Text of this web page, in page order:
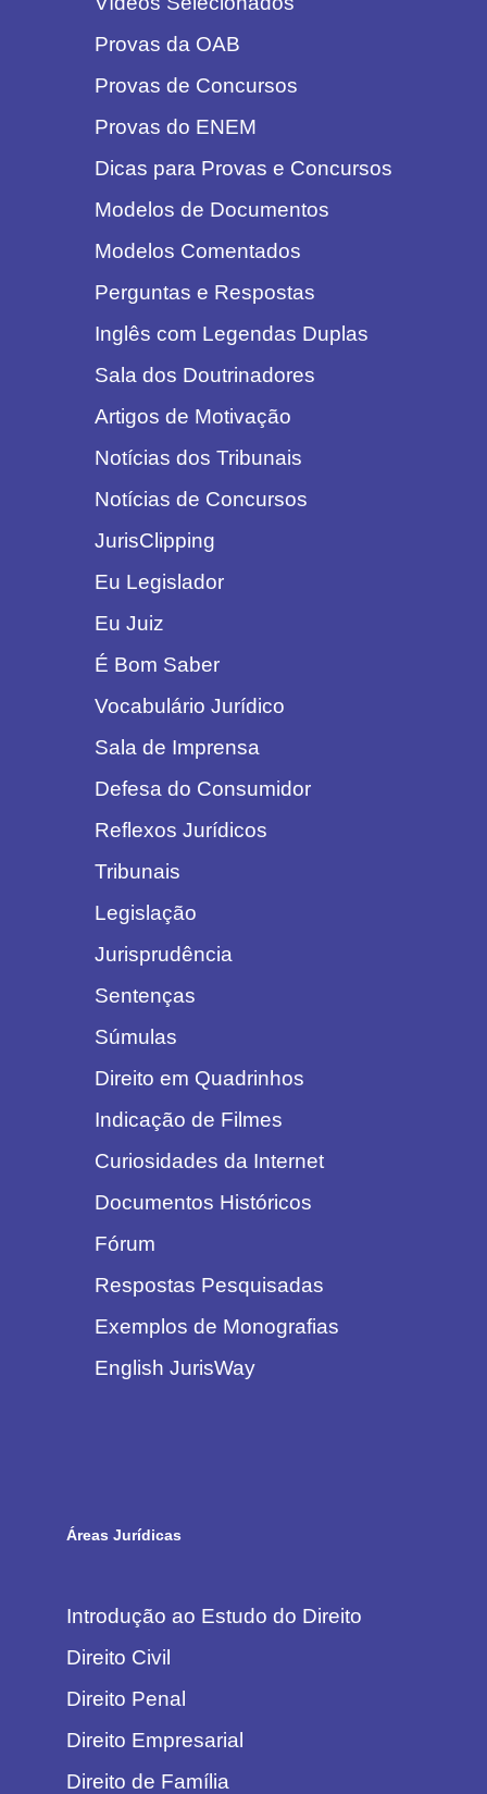
Provas da OAB
Provas de Concursos
Provas do ENEM
Dicas para Provas e Concursos
Modelos de Documentos
Modelos Comentados
Perguntas e Respostas
Inglês com Legendas Duplas
Sala dos Doutrinadores
Artigos de Motivação
Notícias dos Tribunais
Notícias de Concursos
JurisClipping
Eu Legislador
Eu Juiz
É Bom Saber
Vocabulário Jurídico
Sala de Imprensa
Defesa do Consumidor
Reflexos Jurídicos
Tribunais
Legislação
Jurisprudência
Sentenças
Súmulas
Direito em Quadrinhos
Indicação de Filmes
Curiosidades da Internet
Documentos Históricos
Fórum
Respostas Pesquisadas
Exemplos de Monografias
English JurisWay
Áreas Jurídicas
Introdução ao Estudo do Direito
Direito Civil
Direito Penal
Direito Empresarial
Direito de Família